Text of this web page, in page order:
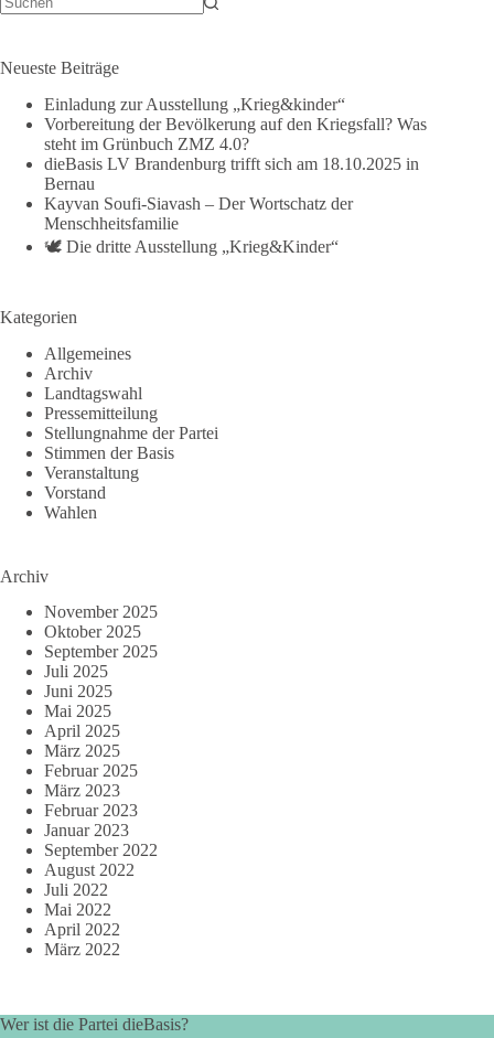
Neueste Beiträge
Einladung zur Ausstellung „Krieg&kinder“
Vorbereitung der Bevölkerung auf den Kriegsfall? Was
steht im Grünbuch ZMZ 4.0?
dieBasis LV Brandenburg trifft sich am 18.10.2025 in
Bernau
Kayvan Soufi-Siavash – Der Wortschatz der
Menschheitsfamilie
🕊️ Die dritte Ausstellung „Krieg&Kinder“
Kategorien
Allgemeines
Archiv
Landtagswahl
Pressemitteilung
Stellungnahme der Partei
Stimmen der Basis
Veranstaltung
Vorstand
Wahlen
Archiv
November 2025
Oktober 2025
September 2025
Juli 2025
Juni 2025
Mai 2025
April 2025
März 2025
Februar 2025
März 2023
Februar 2023
Januar 2023
September 2022
August 2022
Juli 2022
Mai 2022
April 2022
März 2022
Wer ist die Partei dieBasis?